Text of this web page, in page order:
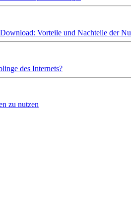
Vorteile und Nachteile der
des Internets?
zu nutzen